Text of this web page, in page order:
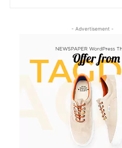
- Advertisement -